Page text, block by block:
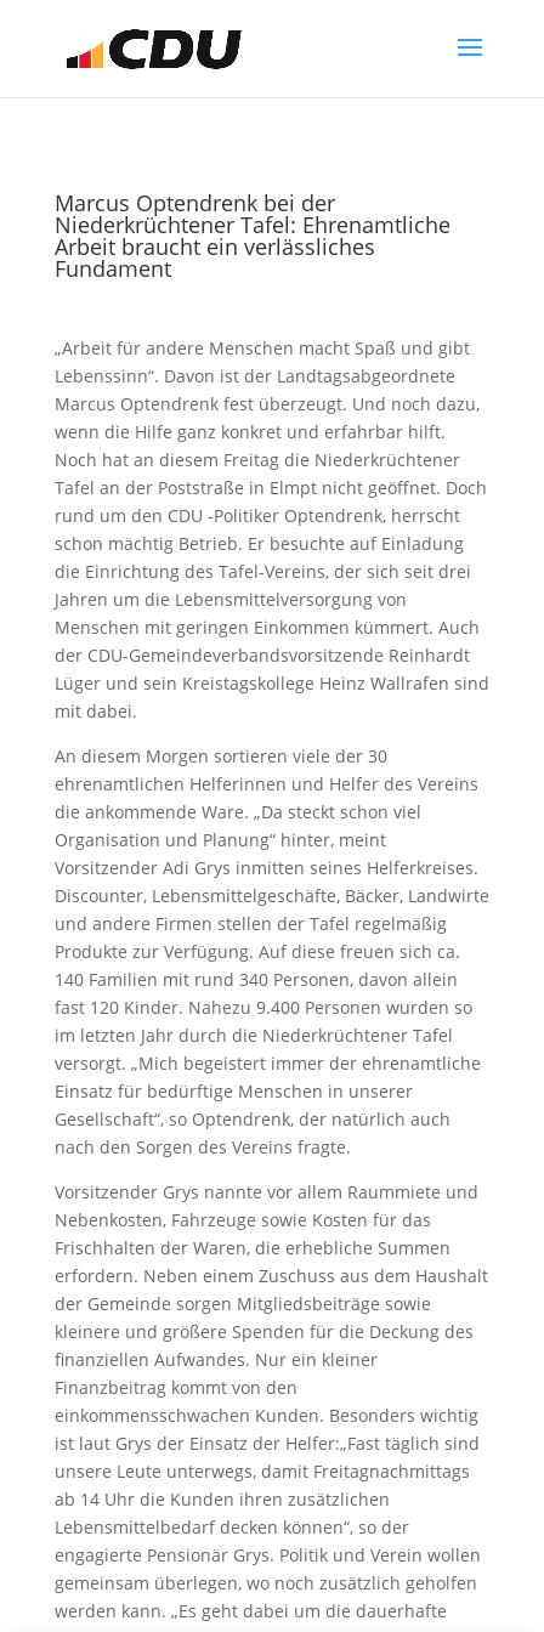
Marcus Optendrenk bei der
Niederkrüchtener Tafel: Ehrenamtliche
Arbeit braucht ein verlässliches
Fundament
„Arbeit für andere Menschen macht Spaß und gibt
Lebenssinn“. Davon ist der Landtagsabgeordnete
Marcus Optendrenk fest überzeugt. Und noch dazu,
wenn die Hilfe ganz konkret und erfahrbar hilft.
Noch hat an diesem Freitag die Niederkrüchtener
Tafel an der Poststraße in Elmpt nicht geöffnet. Doch
rund um den CDU -Politiker Optendrenk, herrscht
schon mächtig Betrieb. Er besuchte auf Einladung
die Einrichtung des Tafel-Vereins, der sich seit drei
Jahren um die Lebensmittelversorgung von
Menschen mit geringen Einkommen kümmert. Auch
der CDU-Gemeindeverbandsvorsitzende Reinhardt
Lüger und sein Kreistagskollege Heinz Wallrafen sind
mit dabei.
An diesem Morgen sortieren viele der 30
ehrenamtlichen Helferinnen und Helfer des Vereins
die ankommende Ware. „Da steckt schon viel
Organisation und Planung“ hinter, meint
Vorsitzender Adi Grys inmitten seines Helferkreises.
Discounter, Lebensmittelgeschäfte, Bäcker, Landwirte
und andere Firmen stellen der Tafel regelmäßig
Produkte zur Verfügung. Auf diese freuen sich ca.
140 Familien mit rund 340 Personen, davon allein
fast 120 Kinder. Nahezu 9.400 Personen wurden so
im letzten Jahr durch die Niederkrüchtener Tafel
versorgt. „Mich begeistert immer der ehrenamtliche
Einsatz für bedürftige Menschen in unserer
Gesellschaft“, so Optendrenk, der natürlich auch
nach den Sorgen des Vereins fragte.
Vorsitzender Grys nannte vor allem Raummiete und
Nebenkosten, Fahrzeuge sowie Kosten für das
Frischhalten der Waren, die erhebliche Summen
erfordern. Neben einem Zuschuss aus dem Haushalt
der Gemeinde sorgen Mitgliedsbeiträge sowie
kleinere und größere Spenden für die Deckung des
finanziellen Aufwandes. Nur ein kleiner
Finanzbeitrag kommt von den
einkommensschwachen Kunden. Besonders wichtig
ist laut Grys der Einsatz der Helfer:„Fast täglich sind
unsere Leute unterwegs, damit Freitagnachmittags
ab 14 Uhr die Kunden ihren zusätzlichen
Lebensmittelbedarf decken können“, so der
engagierte Pensionär Grys. Politik und Verein wollen
gemeinsam überlegen, wo noch zusätzlich geholfen
werden kann. „Es geht dabei um die dauerhafte